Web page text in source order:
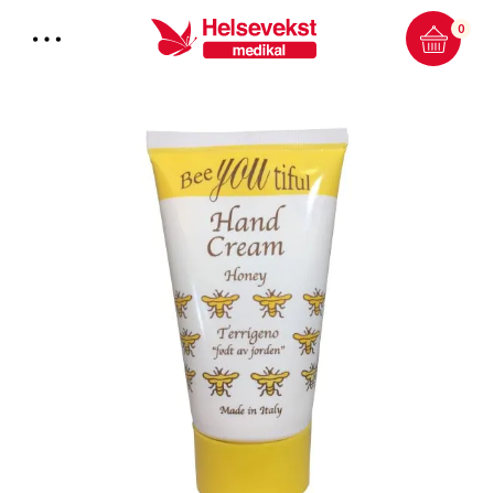
0
Total:
HANDLEKURV & KASSE